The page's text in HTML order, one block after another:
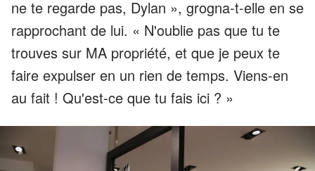
ne te regarde pas, Dylan », grogna-t-elle en se
rapprochant de lui. « N'oublie pas que tu te
trouves sur MA propriété, et que je peux te
faire expulser en un rien de temps. Viens-en
au fait ! Qu'est-ce que tu fais ici ? »